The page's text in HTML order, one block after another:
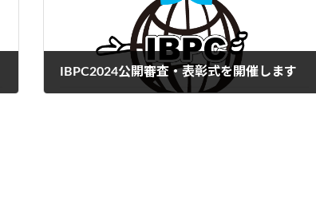
IBPC2024公開審査・表彰式を開催します